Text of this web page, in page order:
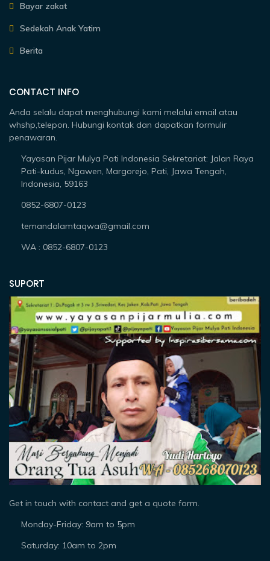
Bayar zakat
Sedekah Anak Yatim
Berita
CONTACT INFO
Anda selalu dapat menghubungi kami melalui email atau
whshp,telepon. Hubungi kontak dan dapatkan formulir
penawaran.
Yayasan Pijar Mulya Pati Indonesia Sekretariat: Jalan Raya
Pati-kudus, Ngawen, Margorejo, Pati, Jawa Tengah,
Indonesia, 59163
0852-6807-0123
temandalamtaqwa@gmail.com
WA : 0852-6807-0123
SUPORT
Get in touch with contact and get a quote form.
Monday-Friday: 9am to 5pm
Saturday: 10am to 2pm